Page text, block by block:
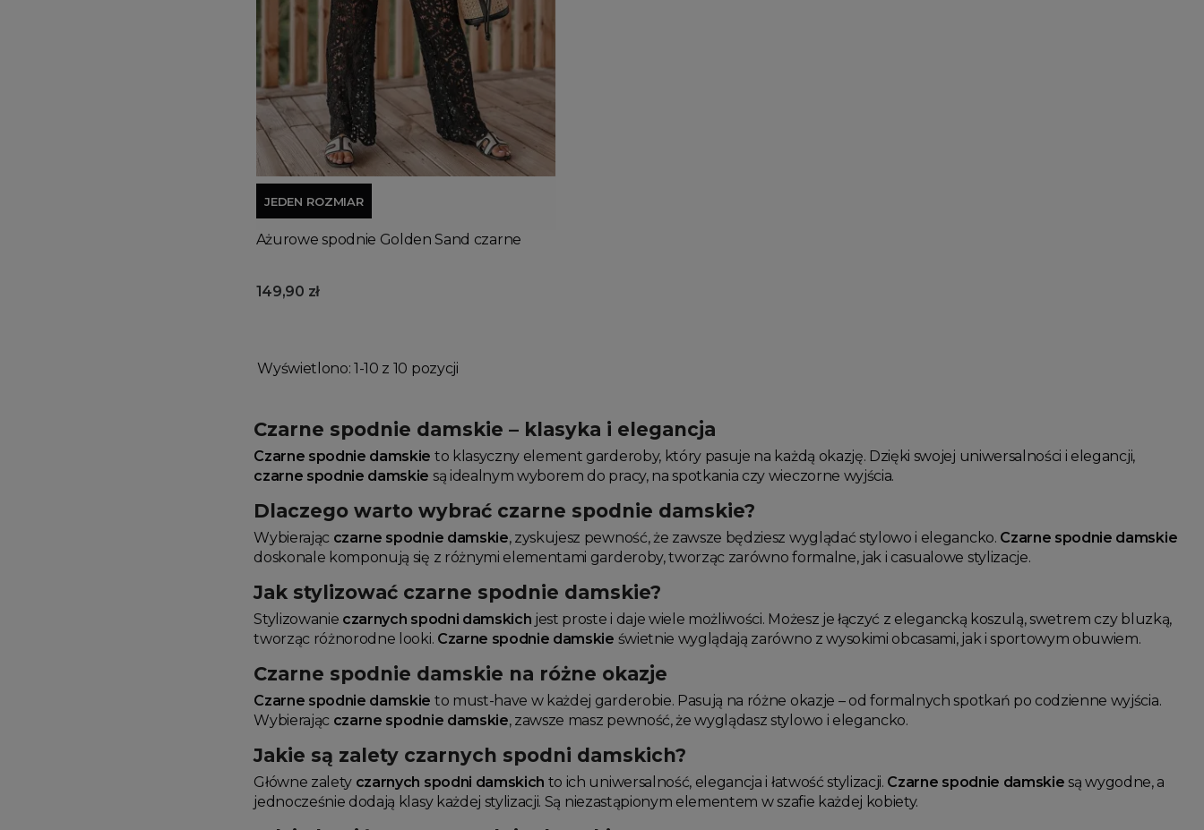
JEDEN ROZMIAR
Ażurowe spodnie Golden Sand czarne
149,90 zł
Wyświetlono: 1-10 z 10 pozycji
Czarne spodnie damskie – klasyka i elegancja
Czarne spodnie damskie to klasyczny element garderoby, który pasuje na każdą okazję. Dzięki swojej uniwersalności i elegancji,
czarne spodnie damskie są idealnym wyborem do pracy, na spotkania czy wieczorne wyjścia.
Dlaczego warto wybrać czarne spodnie damskie?
Wybierając czarne spodnie damskie, zyskujesz pewność, że zawsze będziesz wyglądać stylowo i elegancko. Czarne spodnie damskie
doskonale komponują się z różnymi elementami garderoby, tworząc zarówno formalne, jak i casualowe stylizacje.
Jak stylizować czarne spodnie damskie?
Stylizowanie czarnych spodni damskich jest proste i daje wiele możliwości. Możesz je łączyć z elegancką koszulą, swetrem czy bluzką,
tworząc różnorodne looki. Czarne spodnie damskie świetnie wyglądają zarówno z wysokimi obcasami, jak i sportowym obuwiem.
Czarne spodnie damskie na różne okazje
Czarne spodnie damskie to must-have w każdej garderobie. Pasują na różne okazje – od formalnych spotkań po codzienne wyjścia.
Wybierając czarne spodnie damskie, zawsze masz pewność, że wyglądasz stylowo i elegancko.
Jakie są zalety czarnych spodni damskich?
Główne zalety czarnych spodni damskich to ich uniwersalność, elegancja i łatwość stylizacji. Czarne spodnie damskie są wygodne, a
jednocześnie dodają klasy każdej stylizacji. Są niezastąpionym elementem w szafie każdej kobiety.